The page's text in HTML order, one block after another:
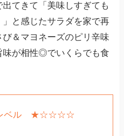
てきて「美味しすぎても
と感じたサラダを家で再
＆マヨネーズのピリ辛味
味が相性◎でいくらでも食
レベル ★☆☆☆☆